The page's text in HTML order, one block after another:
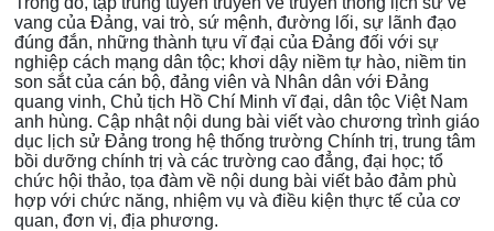
vang của Đảng, vai trò, sứ mệnh, đường lối, sự lãnh đạo
đúng đắn, những thành tựu vĩ đại của Đảng đối với sự
nghiệp cách mạng dân tộc; khơi dậy niềm tự hào, niềm tin
son sắt của cán bộ, đảng viên và Nhân dân với Đảng
quang vinh, Chủ tịch Hồ Chí Minh vĩ đại, dân tộc Việt Nam
anh hùng. Cập nhật nội dung bài viết vào chương trình giáo
dục lịch sử Đảng trong hệ thống trường Chính trị, trung tâm
bồi dưỡng chính trị và các trường cao đẳng, đại học; tổ
chức hội thảo, tọa đàm về nội dung bài viết bảo đảm phù
hợp với chức năng, nhiệm vụ và điều kiện thực tế của cơ
quan, đơn vị, địa phương.